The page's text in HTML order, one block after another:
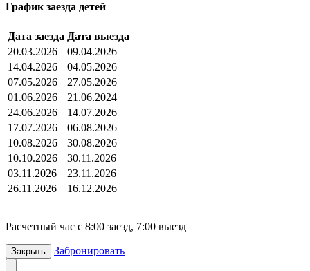
График заезда детей
Дата заезда Дата выезда
20.03.2026
09.04.2026
14.04.2026
04.05.2026
07.05.2026
27.05.2026
01.06.2026
21.06.2024
24.06.2026
14.07.2026
17.07.2026
06.08.2026
10.08.2026
30.08.2026
10.10.2026
30.11.2026
03.11.2026
23.11.2026
26.11.2026
16.12.2026
Расчетный час с 8:00 заезд, 7:00 выезд
Закрыть Забронировать